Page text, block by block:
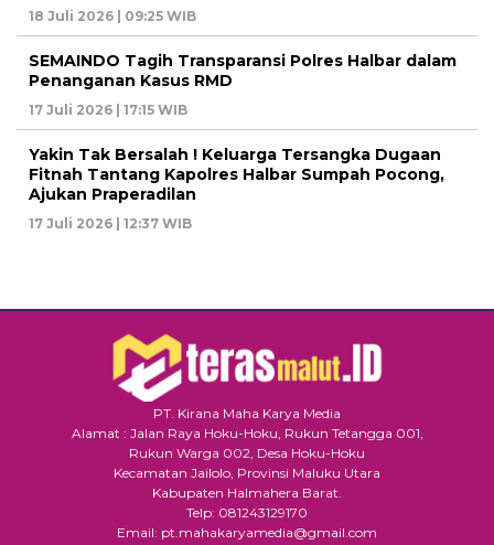
18 Juli 2026 | 09:25 WIB
SEMAINDO Tagih Transparansi Polres Halbar dalam
Penanganan Kasus RMD
17 Juli 2026 | 17:15 WIB
Yakin Tak Bersalah ! Keluarga Tersangka Dugaan
Fitnah Tantang Kapolres Halbar Sumpah Pocong,
Ajukan Praperadilan
17 Juli 2026 | 12:37 WIB
PT. Kirana Maha Karya Media
Alamat : Jalan Raya Hoku-Hoku, Rukun Tetangga 001,
Rukun Warga 002, Desa Hoku-Hoku
Kecamatan Jailolo, Provinsi Maluku Utara
Kabupaten Halmahera Barat.
Telp: 081243129170
Email: pt.mahakaryamedia@gmail.com